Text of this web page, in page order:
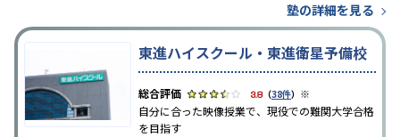
塾の詳細を見る
東進ハイスクール・東進衛星予備校
3.8（38件） ※
自分に合った映像授業で、現役での難関大学合格
を目指す